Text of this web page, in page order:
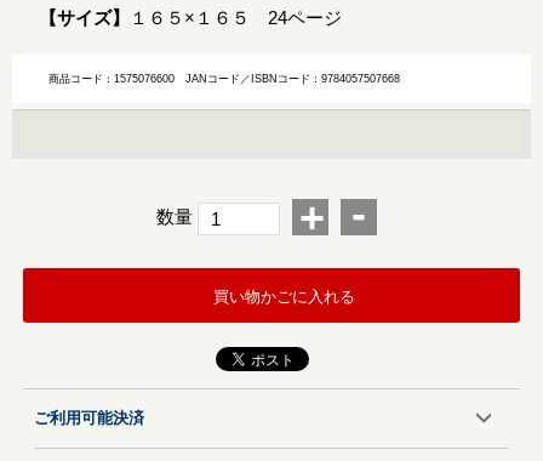
【サイズ】 １６５×１６５ 24ページ
商品コード：1575076600JANコード／ISBNコード：9784057507668
数量 + -
買い物かごに入れる
ご利用可能決済